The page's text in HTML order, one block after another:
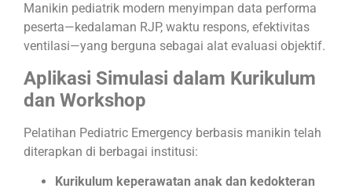
Manikin pediatrik modern menyimpan data performa
peserta—kedalaman RJP, waktu respons, efektivitas
ventilasi—yang berguna sebagai alat evaluasi objektif.
Aplikasi Simulasi dalam Kurikulum
dan Workshop
Pelatihan Pediatric Emergency berbasis manikin telah
diterapkan di berbagai institusi:
Kurikulum keperawatan anak dan kedokteran